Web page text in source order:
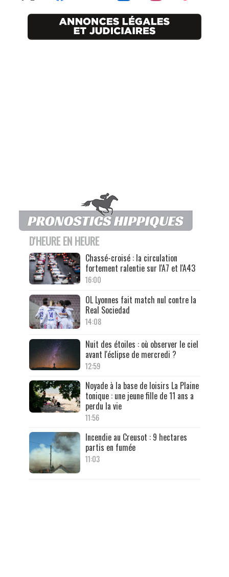
D'HEURE EN HEURE
Chassé-croisé : la circulation
fortement ralentie sur l'A7 et l'A43
16:00
OL Lyonnes fait match nul contre la
Real Sociedad
14:08
Nuit des étoiles : où observer le ciel
avant l'éclipse de mercredi ?
12:59
Noyade à la base de loisirs La Plaine
tonique : une jeune fille de 11 ans a
perdu la vie
11:56
Incendie au Creusot : 9 hectares
partis en fumée
11:03